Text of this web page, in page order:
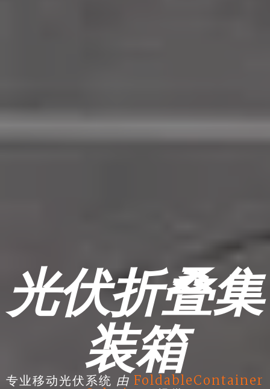
光伏折叠集
装箱
专业移动光伏系统 由 FoldableContainer